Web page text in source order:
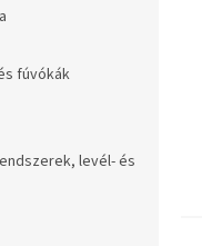
fúvókák
levél- és